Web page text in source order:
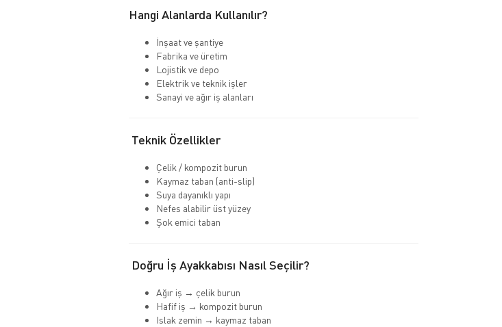
Hangi Alanlarda Kullanılır?
İnşaat ve şantiye
Fabrika ve üretim
Lojistik ve depo
Elektrik ve teknik işler
Sanayi ve ağır iş alanları
Teknik Özellikler
Çelik / kompozit burun
Kaymaz taban (anti-slip)
Suya dayanıklı yapı
Nefes alabilir üst yüzey
Şok emici taban
Doğru İş Ayakkabısı Nasıl Seçilir?
Ağır iş → çelik burun
Hafif iş → kompozit burun
Islak zemin → kaymaz taban